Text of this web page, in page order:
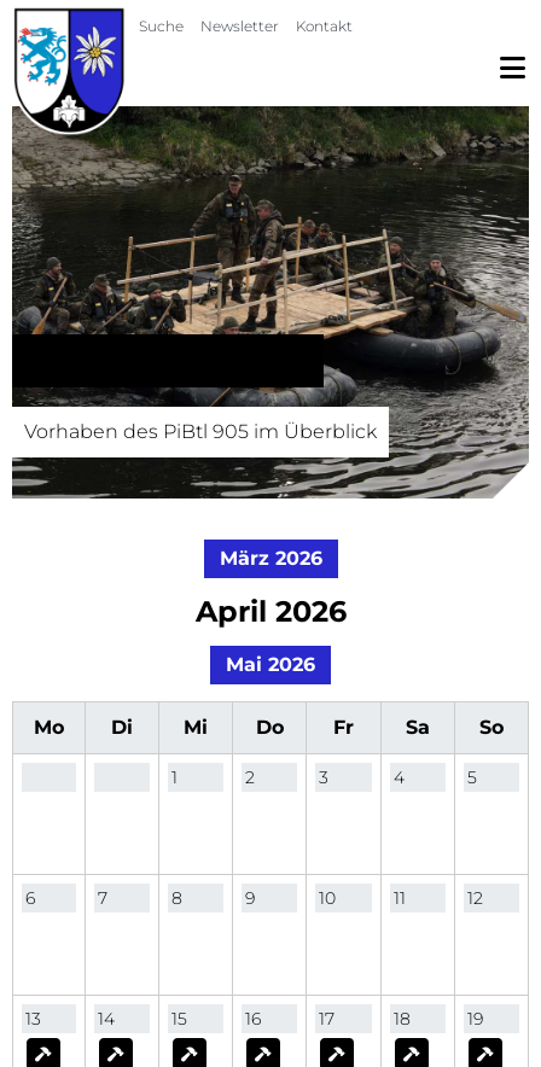
Navigation überspringen
Suche Newsletter Kontakt
Vorhaben des PiBtl 905 im Überblick
März 2026
April 2026
Mai 2026
Mo Di Mi Do Fr Sa So
1 2 3 4 5
6 7 8 9 10 11 12
13 14 15 16 17 18 19